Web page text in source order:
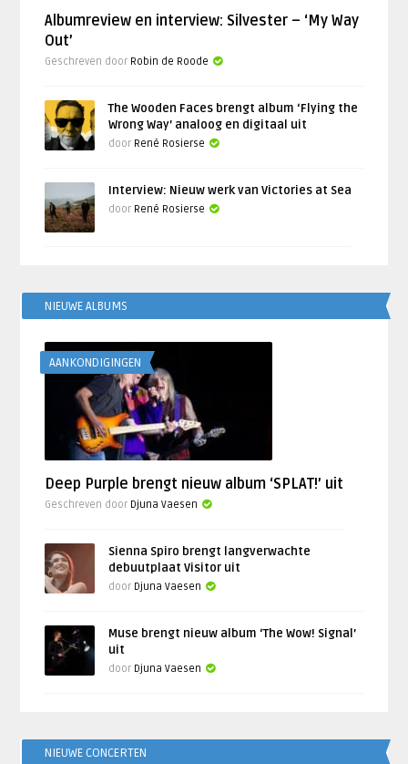
Albumreview en interview: Silvester – ‘My Way
Out’
Geschreven door Robin de Roode
The Wooden Faces brengt album ‘Flying the
Wrong Way’ analoog en digitaal uit
door René Rosierse
Interview: Nieuw werk van Victories at Sea
door René Rosierse
NIEUWE ALBUMS
AANKONDIGINGEN
Deep Purple brengt nieuw album ‘SPLAT!’ uit
Geschreven door Djuna Vaesen
Sienna Spiro brengt langverwachte
debuutplaat Visitor uit
door Djuna Vaesen
Muse brengt nieuw album ‘The Wow! Signal’
uit
door Djuna Vaesen
NIEUWE CONCERTEN